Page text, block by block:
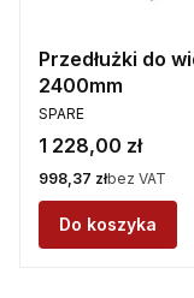
Przedłużki do
2400mm
PRODUCENT
SPARE
Cena
1 228,00 zł
Cena
998,37 złbez VAT
Do koszyka